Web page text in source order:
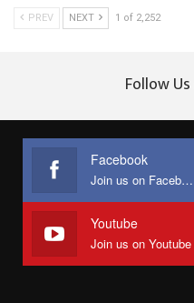
PREV NEXT 1 of 2,252
Follow Us
Facebook
Join us on Facebook
Youtube
Join us on Youtube